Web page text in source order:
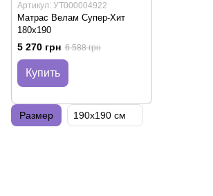
Артикул: УТ000004922
Матрас Велам Супер-Хит
180х190
5 270 грн 6 588 грн
Купить
Размер 190х190 см